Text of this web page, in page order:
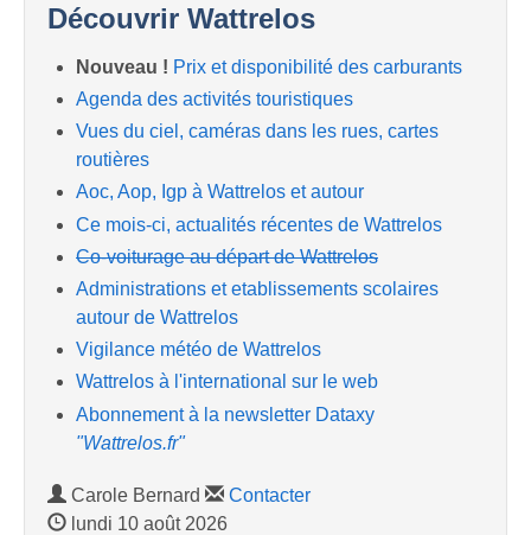
Découvrir Wattrelos
Nouveau ! Prix et disponibilité des carburants
Agenda des activités touristiques
Vues du ciel, caméras dans les rues, cartes
routières
Aoc, Aop, Igp à Wattrelos et autour
Ce mois-ci, actualités récentes de Wattrelos
Co-voiturage au départ de Wattrelos
Administrations et etablissements scolaires
autour de Wattrelos
Vigilance météo de Wattrelos
Wattrelos à l'international sur le web
Abonnement à la newsletter Dataxy
"Wattrelos.fr"
Carole Bernard
Contacter
lundi 10 août 2026